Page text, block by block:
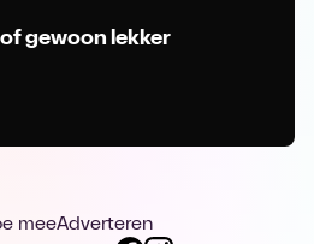
gewoon lekker
meeAdverteren